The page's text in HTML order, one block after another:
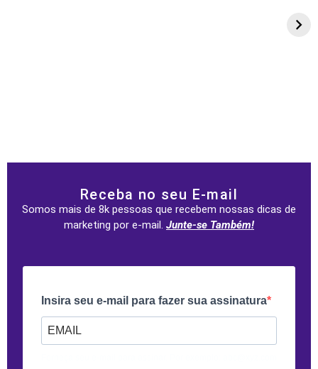
Receba no seu E-mail
Somos mais de 8k pessoas que recebem nossas dicas de
marketing por e-mail. Junte-se Também!
Insira seu e-mail para fazer sua assinatura